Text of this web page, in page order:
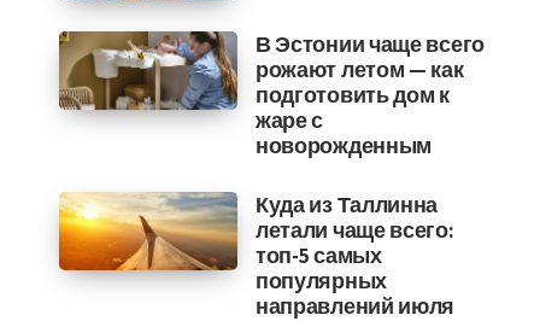
В Эстонии чаще всего
рожают летом — как
подготовить дом к
жаре с
новорожденным
Куда из Таллинна
летали чаще всего:
топ-5 самых
популярных
направлений июля